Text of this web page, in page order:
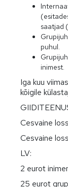
saatjad
puhul.
inimest.
Iga kuu
kõigile
Cesvaine
Cesvaine
LV:
2 eurot
25 eurot